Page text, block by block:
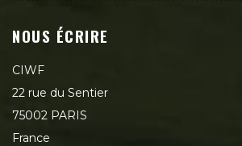
NOUS ÉCRIRE
CIWF
22 rue du Sentier
75002 PARIS
France